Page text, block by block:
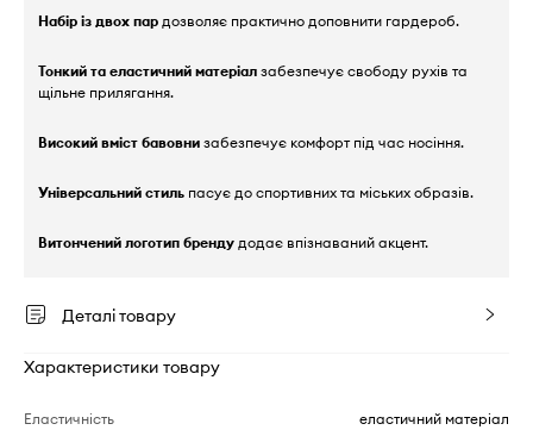
Набір із двох пар дозволяє практично доповнити гардероб.
Тонкий та еластичний матеріал забезпечує свободу рухів та
щільне прилягання.
Високий вміст бавовни забезпечує комфорт під час носіння.
Універсальний стиль пасує до спортивних та міських образів.
Витончений логотип бренду додає впізнаваний акцент.
Деталі товару
Характеристики товару
Еластичність еластичний матеріал